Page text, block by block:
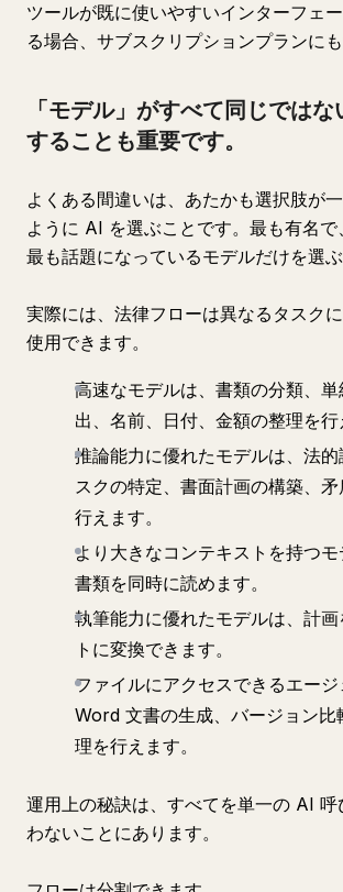
ツールが既に使いやすいインターフェ
る場合、サブスクリプションプランにも
「モデル」がすべて同じでは
することも重要です。
よくある間違いは、あたかも選択肢が
ように AI を選ぶことです。最も有名で
最も話題になっているモデルだけを選ぶ
実際には、法律フローは異なるタスク
使用できます。
高速なモデルは、書類の分類、
出、名前、日付、金額の整理を行
推論能力に優れたモデルは、法的
スクの特定、書面計画の構築、
行えます。
より大きなコンテキストを持つ
書類を同時に読めます。
執筆能力に優れたモデルは、計
トに変換できます。
ファイルにアクセスできるエージ
Word 文書の生成、バージョン比
理を行えます。
運用上の秘訣は、すべてを単一の AI 呼
わないことにあります。